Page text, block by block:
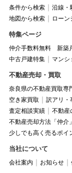
条件から検索 沿線・
地図から検索
ローン
特集ページ
仲介手数料無料 新築
中古戸建特集
マンシ
不動産売却・買取
奈良県の不動産買取専
空き家買取
訳アリ・
査定相談実績
不動産
不動産売却方法「仲介
少しでも高く売るポイ
当社について
会社案内 お知らせ